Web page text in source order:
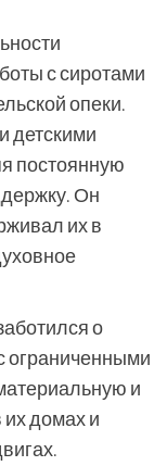
с сиротами
опеки.
детскими
постоянную
Он
их в
о
ограниченными
и
домах и